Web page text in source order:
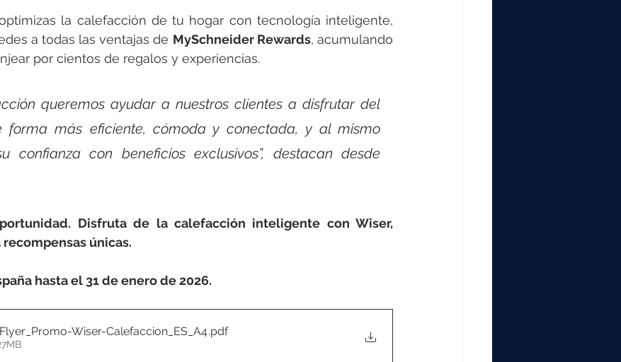
la calefacción de tu hogar con tecnología inteligente,
a todas las ventajas de MySchneider Rewards, acumulando
por cientos de regalos y experiencias.
queremos ayudar a nuestros clientes a disfrutar del
más eficiente, cómoda y conectada, y al mismo
confianza con beneficios exclusivos”, destacan desde
Disfruta de la calefacción inteligente con Wiser,
únicas.
hasta el 31 de enero de 2026.
Wiser-Calefaccion_ES_A4.pdf